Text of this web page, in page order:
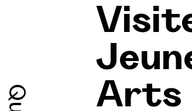
Arts